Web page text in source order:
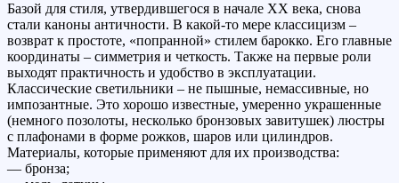
Базой для стиля, утвердившегося в начале ХХ века, снова
стали каноны античности. В какой-то мере классицизм –
возврат к простоте, «попранной» стилем барокко. Его главные
координаты – симметрия и четкость. Также на первые роли
выходят практичность и удобство в эксплуатации.
Классические светильники – не пышные, немассивные, но
импозантные. Это хорошо известные, умеренно украшенные
(немного позолоты, несколько бронзовых завитушек) люстры
с плафонами в форме рожков, шаров или цилиндров.
Материалы, которые применяют для их производства:
— бронза;